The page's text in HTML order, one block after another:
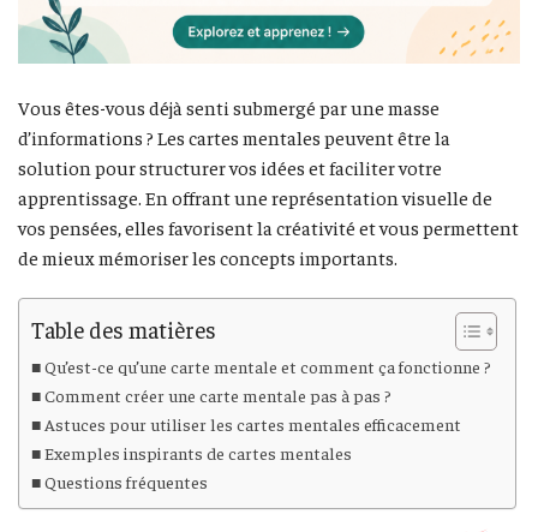
Vous êtes-vous déjà senti submergé par une masse
d’informations ? Les cartes mentales peuvent être la
solution pour structurer vos idées et faciliter votre
apprentissage. En offrant une représentation visuelle de
vos pensées, elles favorisent la créativité et vous permettent
de mieux mémoriser les concepts importants.
Table des matières
Qu’est-ce qu’une carte mentale et comment ça fonctionne ?
Comment créer une carte mentale pas à pas ?
Astuces pour utiliser les cartes mentales efficacement
Exemples inspirants de cartes mentales
Questions fréquentes